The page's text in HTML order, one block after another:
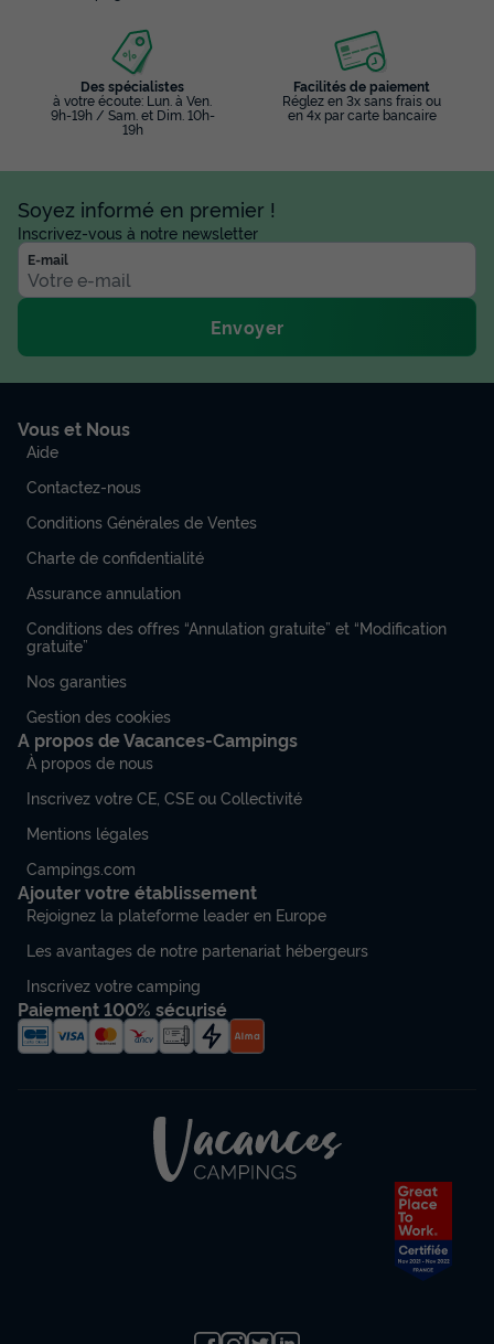
Des spécialistes
à votre écoute: Lun. à Ven.
9h-19h / Sam. et Dim. 10h-
19h
Facilités de paiement
Réglez en 3x sans frais ou
en 4x par carte bancaire
Soyez informé en premier !
Inscrivez-vous à notre newsletter
E-mail
Envoyer
Vous et Nous
Aide
Contactez-nous
Conditions Générales de Ventes
Charte de confidentialité
Assurance annulation
Conditions des offres “Annulation gratuite” et “Modification
gratuite”
Nos garanties
Gestion des cookies
A propos de Vacances-Campings
À propos de nous
Inscrivez votre CE, CSE ou Collectivité
Mentions légales
Campings.com
Ajouter votre établissement
Rejoignez la plateforme leader en Europe
Les avantages de notre partenariat hébergeurs
Inscrivez votre camping
Paiement 100% sécurisé